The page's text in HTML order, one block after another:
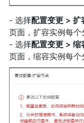
- 选择配置变更 > 扩
页面，扩容实例每个
- 选择配置变更 > 缩
页面，缩容实例每个